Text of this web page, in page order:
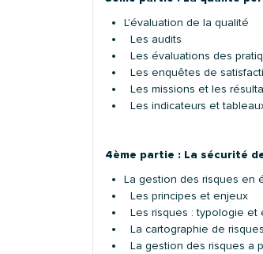
L'évaluation de la qualité
Les audits
Les évaluations des
Les enquêtes de
Les missions et les
Les indicateurs et
4ème partie : La sécurité
La gestion des risques en
Les principes et enjeux
Les risques : typologie et
La cartographie de risques
La gestion des risques a